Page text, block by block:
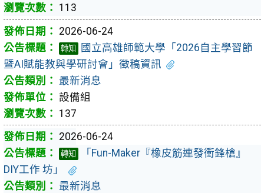
113
2026-06-24
轉知
國立高雄師範大學「2026自主學習節
暨AI賦能教與學研討會」徵稿資訊
最新消息
設備組
137
2026-06-24
轉知
「Fun-Maker『橡皮筋連發衝鋒槍』
DIY工作 坊」
最新消息